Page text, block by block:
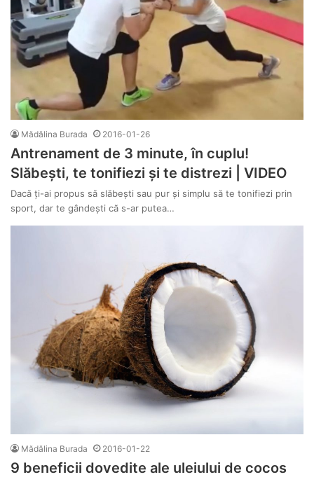
Mădălina Burada 2016-01-26
Antrenament de 3 minute, în cuplu!
Slăbești, te tonifiezi și te distrezi | VIDEO
Dacă ți-ai propus să slăbești sau pur și simplu să te tonifiezi prin
sport, dar te gândești că s-ar putea…
Mădălina Burada 2016-01-22
9 beneficii dovedite ale uleiului de cocos